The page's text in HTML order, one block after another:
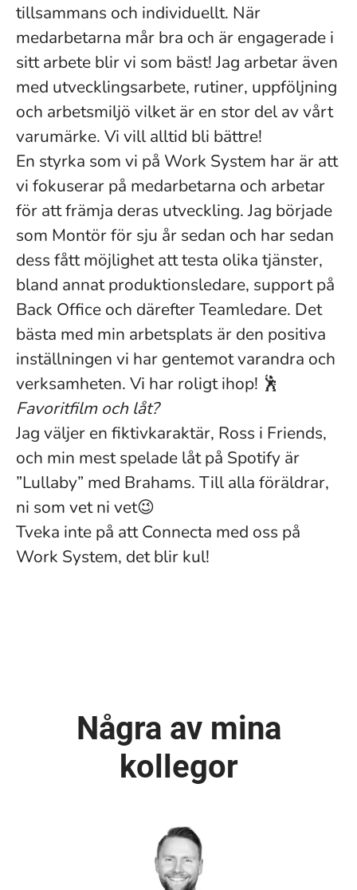
tillsammans och individuellt. När
medarbetarna mår bra och är engagerade i
sitt arbete blir vi som bäst! Jag arbetar även
med utvecklingsarbete, rutiner, uppföljning
och arbetsmiljö vilket är en stor del av vårt
varumärke. Vi vill alltid bli bättre!
En styrka som vi på Work System har är att
vi fokuserar på medarbetarna och arbetar
för att främja deras utveckling. Jag började
som Montör för sju år sedan och har sedan
dess fått möjlighet att testa olika tjänster,
bland annat produktionsledare, support på
Back Office och därefter Teamledare. Det
bästa med min arbetsplats är den positiva
inställningen vi har gentemot varandra och
verksamheten. Vi har roligt ihop! 🕺
Favoritfilm och låt?
Jag väljer en fiktivkaraktär, Ross i Friends,
och min mest spelade låt på Spotify är
”Lullaby” med Brahams. Till alla föräldrar,
ni som vet ni vet😉
Tveka inte på att Connecta med oss på
Work System, det blir kul!
Några av mina
kollegor